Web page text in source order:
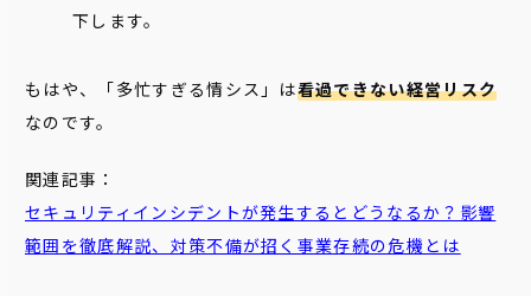
下します。
もはや、「多忙すぎる情シス」は看過できない経営リスク
なのです。
関連記事：
セキュリティインシデントが発生するとどうなるか？影響
範囲を徹底解説、対策不備が招く事業存続の危機とは